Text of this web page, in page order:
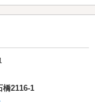
のうち3.5
橋2116-1